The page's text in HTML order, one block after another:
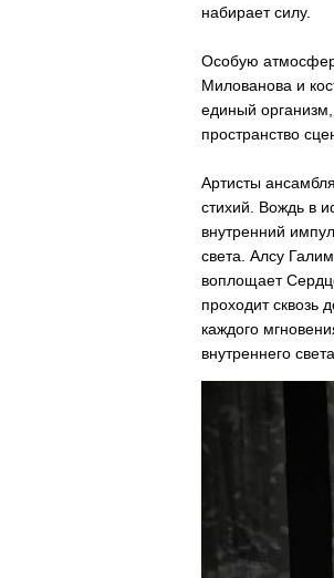
набирает силу.
Особую
Милованова и
единый организм,
пространство
Артисты
стихий. Вождь в
внутренний
света. Алсу
воплощает
проходит сквозь
каждого
внутреннего света.